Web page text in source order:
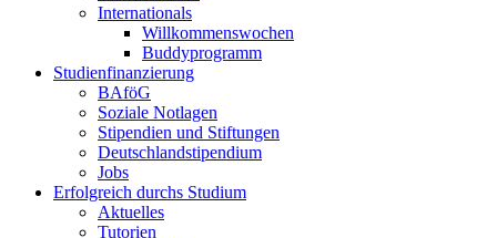
Internationals
Willkommenswochen
Buddyprogramm
Studienfinanzierung
BAföG
Soziale Notlagen
Stipendien und Stiftungen
Deutschlandstipendium
Jobs
Erfolgreich durchs Studium
Aktuelles
Tutorien